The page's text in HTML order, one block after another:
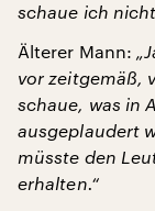
schaue ich
Älterer Mann:
vor zeitgemäß,
schaue, was in
ausgeplaudert
müsste den
erhalten.“